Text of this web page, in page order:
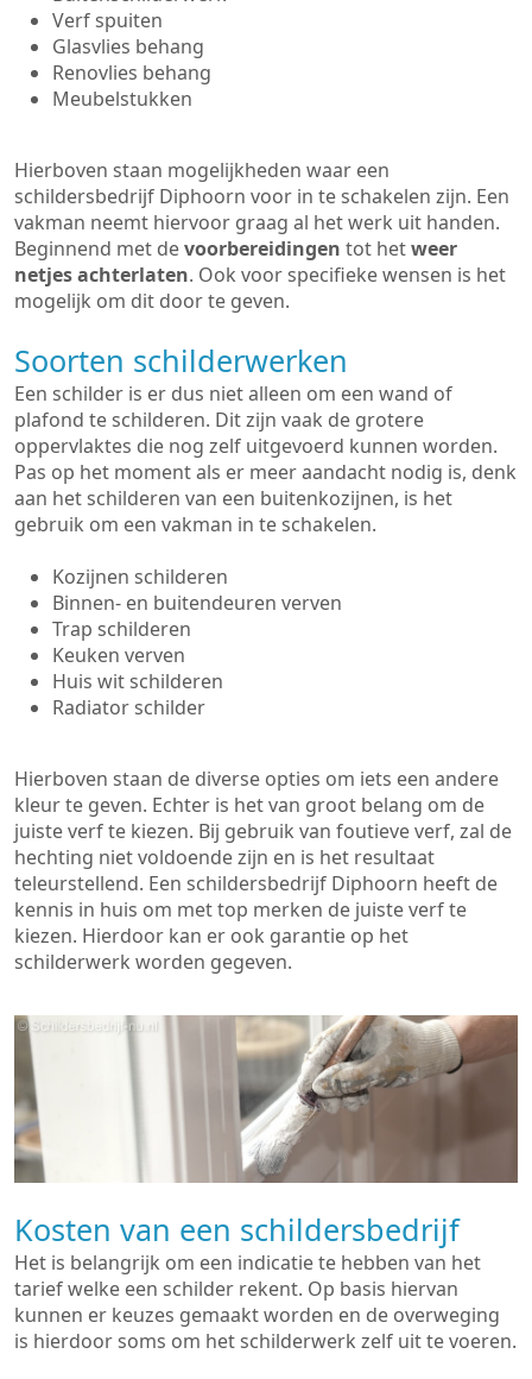
Verf spuiten
Glasvlies behang
Renovlies behang
Meubelstukken
Hierboven staan mogelijkheden waar een
schildersbedrijf Diphoorn voor in te schakelen zijn. Een
vakman neemt hiervoor graag al het werk uit handen.
Beginnend met devoorbereidingen tot hetweer
netjes achterlaten. Ook voor specifieke wensen is het
mogelijk om dit door te geven.
Soorten schilderwerken
Een schilder is er dus niet alleen om een wand of
plafond te schilderen. Dit zijn vaak de grotere
oppervlaktes die nog zelf uitgevoerd kunnen worden.
Pas op het moment als er meer aandacht nodig is, denk
aan het schilderen van een buitenkozijnen, is het
gebruik om een vakman in te schakelen.
Kozijnen schilderen
Binnen- en buitendeuren verven
Trap schilderen
Keuken verven
Huis wit schilderen
Radiator schilder
Hierboven staan de diverse opties om iets een andere
kleur te geven. Echter is het van groot belang om de
juiste verf te kiezen. Bij gebruik van foutieve verf, zal de
hechting niet voldoende zijn en is het resultaat
teleurstellend. Een schildersbedrijf Diphoorn heeft de
kennis in huis om met top merken de juiste verf te
kiezen. Hierdoor kan er ook garantie op het
schilderwerk worden gegeven.
Kosten van een schildersbedrijf
Het is belangrijk om een indicatie te hebben van het
tarief welke een schilder rekent. Op basis hiervan
kunnen er keuzes gemaakt worden en de overweging
is hierdoor soms om het schilderwerk zelf uit te voeren.